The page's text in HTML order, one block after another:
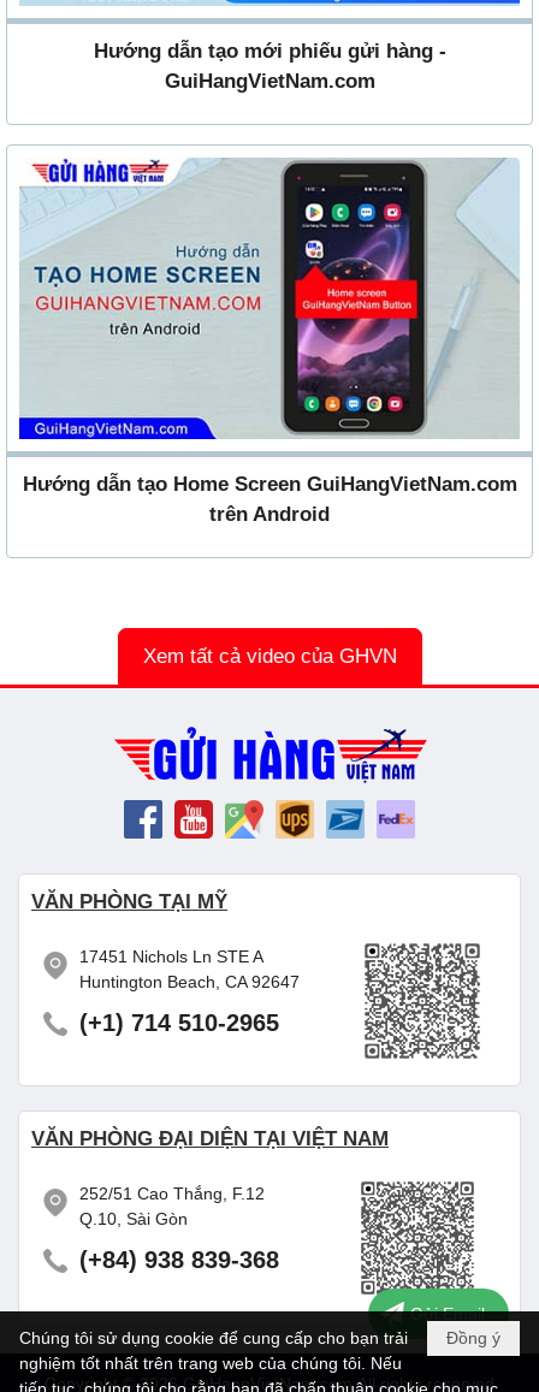
Hướng dẫn tạo mới phiếu gửi hàng -
GuiHangVietNam.com
Hướng dẫn tạo Home Screen GuiHangVietNam.com
trên Android
Xem tất cả video của GHVN
VĂN PHÒNG TẠI MỸ
17451 Nichols Ln STE A
Huntington Beach, CA 92647
(+1) 714 510-2965
VĂN PHÒNG ĐẠI DIỆN TẠI VIỆT NAM
252/51 Cao Thắng, F.12
Q.10, Sài Gòn
(+84) 938 839-368
Copyright © 2026GuiHangVietNam.comAll rights reserved
Gửi Email
Đồng ý
Chúng tôi sử dụng cookie để cung cấp cho bạn trải
nghiệm tốt nhất trên trang web của chúng tôi. Nếu